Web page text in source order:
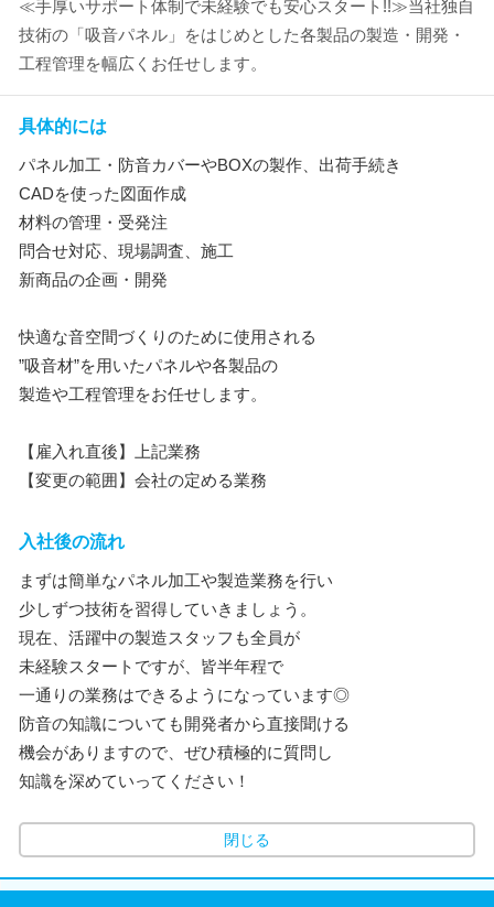
≪手厚いサポート体制で未経験でも安心スタート!!≫当社独自
技術の「吸音パネル」をはじめとした各製品の製造・開発・
工程管理を幅広くお任せします。
具体的には
パネル加工・防音カバーやBOXの製作、出荷手続き
CADを使った図面作成
材料の管理・受発注
問合せ対応、現場調査、施工
新商品の企画・開発
快適な音空間づくりのために使用される
”吸音材”を用いたパネルや各製品の
製造や工程管理をお任せします。
【雇入れ直後】上記業務
【変更の範囲】会社の定める業務
入社後の流れ
まずは簡単なパネル加工や製造業務を行い
少しずつ技術を習得していきましょう。
現在、活躍中の製造スタッフも全員が
未経験スタートですが、皆半年程で
一通りの業務はできるようになっています◎
防音の知識についても開発者から直接聞ける
機会がありますので、ぜひ積極的に質問し
知識を深めていってください！
閉じる